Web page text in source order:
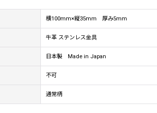
横100mm×縦35mm 厚み5mm
牛革 ステンレス金具
日本製 Made in Japan
不可
通常柄